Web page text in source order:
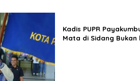
Kadis PUPR
Mata di Sidang Bukan